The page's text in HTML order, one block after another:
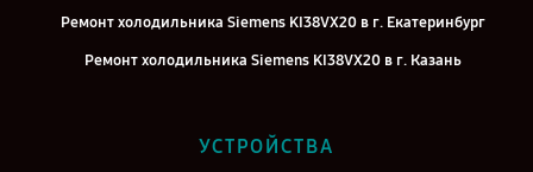
Ремонт холодильника Siemens KI38VX20 в г. Екатеринбург
Ремонт холодильника Siemens KI38VX20 в г. Казань
Ремонт холодильника Siemens KI38VX20 в г. Саратов
УСТРОЙСТВА